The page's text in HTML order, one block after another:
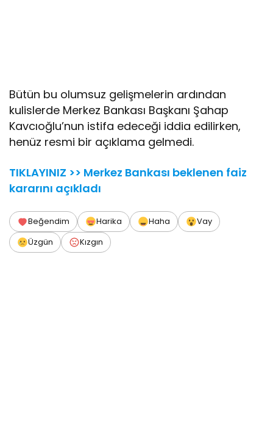
Bütün bu olumsuz gelişmelerin ardından
kulislerde Merkez Bankası Başkanı Şahap
Kavcıoğlu’nun istifa edeceği iddia edilirken,
henüz resmi bir açıklama gelmedi.
TIKLAYINIZ >> Merkez Bankası beklenen faiz
kararını açıkladı
Beğendim Harika Haha
Vay
Üzgün
Kızgın